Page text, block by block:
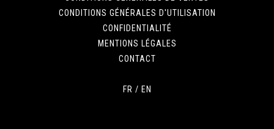
CONDITIONS GÉNÉRALES D'UTILISATION
CONFIDENTIALITÉ
MENTIONS LÉGALES
CONTACT
FR / EN